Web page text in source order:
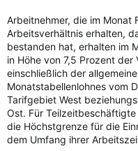
Arbeitnehmer, die im Monat
Arbeitsverhältnis erhalten,
bestanden hat, erhalten im
in Höhe von 7,5 Prozent der
einschließlich der
Monatstabellenlohnes vom
Tarifgebiet West
Ost. Für
die Höchstgrenze für die
dem Umfang ihrer